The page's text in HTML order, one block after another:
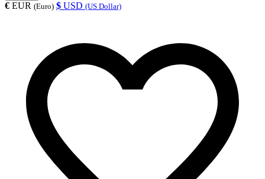
€ EUR (Euro) $ USD (US Dollar)